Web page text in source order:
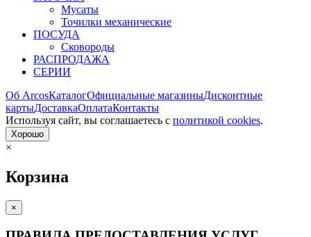
Мусаты
Точилки механические
ПОСУДА
Сковороды
РАСПРОДАЖА
СЕРИИ
Об ArcosКаталогОфициальные магазиныДисконтные
картыДоставкаОплатаКонтакты
Используя сайт, вы согла­шаетесь с политикой cookies.
Хорошо
×
Корзина
×